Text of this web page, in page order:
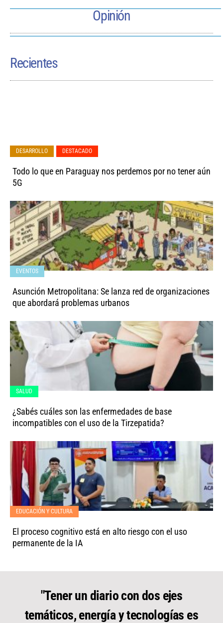
Opinión
Recientes
Todo lo que en Paraguay nos perdemos por no tener aún
5G
DESARROLLO DESTACADO
Asunción Metropolitana: Se lanza red de organizaciones
que abordará problemas urbanos
EVENTOS
¿Sabés cuáles son las enfermedades de base
incompatibles con el uso de la Tirzepatida?
SALUD
El proceso cognitivo está en alto riesgo con el uso
permanente de la IA
EDUCACIÓN Y CULTURA
"Tener un diario con dos ejes
temáticos, energía y tecnologías es